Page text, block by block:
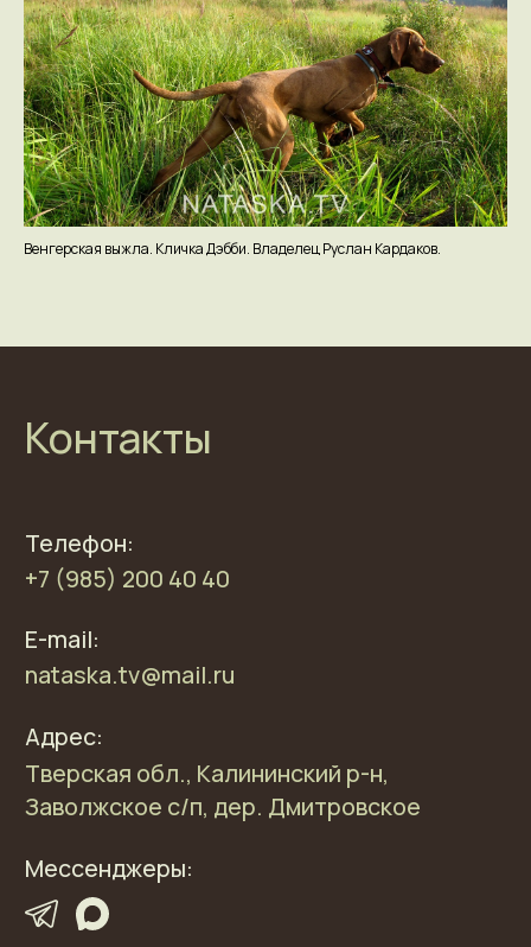
Венгерская выжла. Кличка Дэбби. Владелец Руслан Кардаков.